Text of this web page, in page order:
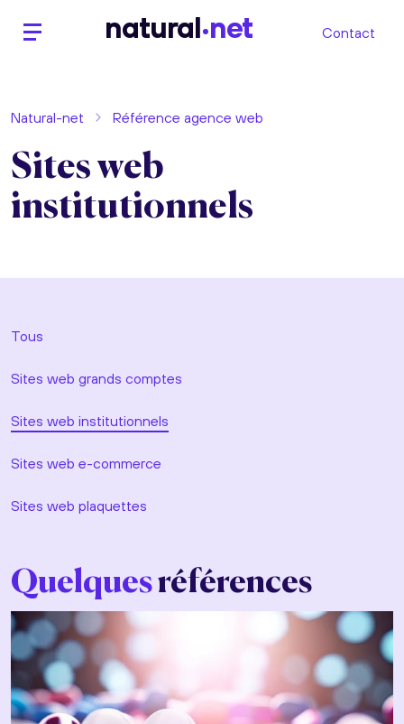
natural net Contact
Natural-net Référence agence web
Sites web
institutionnels
Tous
Sites web grands comptes
Sites web institutionnels
Sites web e-commerce
Sites web plaquettes
Quelquesréférences